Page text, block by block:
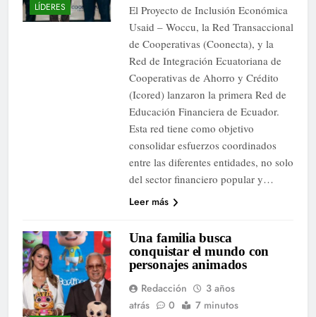
LÍDERES
El Proyecto de Inclusión Económica
Usaid – Woccu, la Red Transaccional
de Cooperativas (Coonecta), y la
Red de Integración Ecuatoriana de
Cooperativas de Ahorro y Crédito
(Icored) lanzaron la primera Red de
Educación Financiera de Ecuador.
Esta red tiene como objetivo
consolidar esfuerzos coordinados
entre las diferentes entidades, no solo
del sector financiero popular y…
Leer más
Una familia busca
conquistar el mundo con
personajes animados
Redacción
3 años
atrás
0
7 minutos